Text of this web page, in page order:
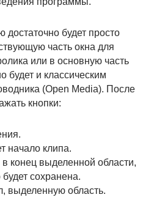
будет просто
часть окна для
или в основную часть
будет и классическим
(Open Media). После
кнопки:
начало клипа.
конец выделенной области,
сохранена.
выделенную область.